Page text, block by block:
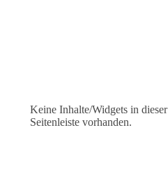
Keine Inhalte/Widgets in dieser
Seitenleiste vorhanden.